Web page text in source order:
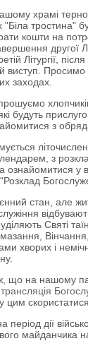
храмі
"Біла тростина"
кошти на
другої
Літургії,
виступ.
заходах.
будуть
з
з
у
стан, але
Святі
Вінчання,
хворих і
що на нашому
цим
дії
майданчика